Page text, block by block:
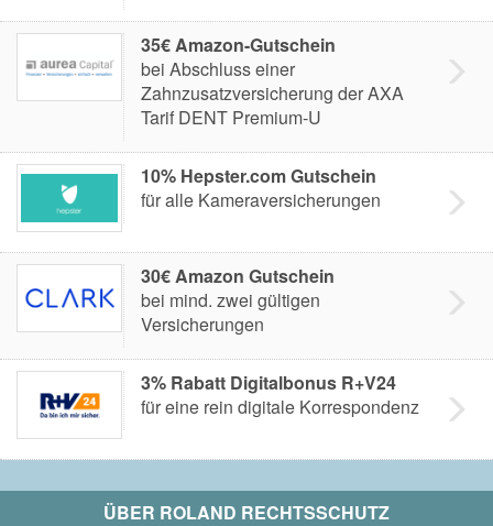
35€ Amazon-Gutschein
bei Abschluss einer
Zahnzusatzversicherung der AXA
Tarif DENT Premium-U
10% Hepster.com Gutschein
für alle Kameraversicherungen
30€ Amazon Gutschein
bei mind. zwei gültigen
Versicherungen
3% Rabatt Digitalbonus R+V24
für eine rein digitale Korrespondenz
ÜBER ROLAND RECHTSSCHUTZ